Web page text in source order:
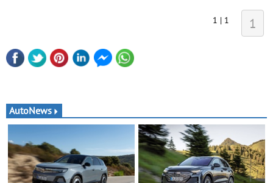
1 | 1 1
AutoNews